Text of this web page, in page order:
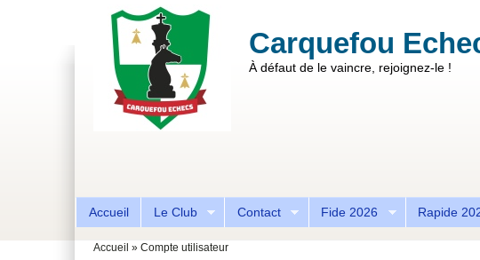
Aller au contenu principal
Carquefou
À défaut de le vaincre, rejoignez-le !
Accueil Le Club Contact Fide 2026 Rapide
Formulaire de recherche
Vous êtes ici
Accueil » Compte utilisateur